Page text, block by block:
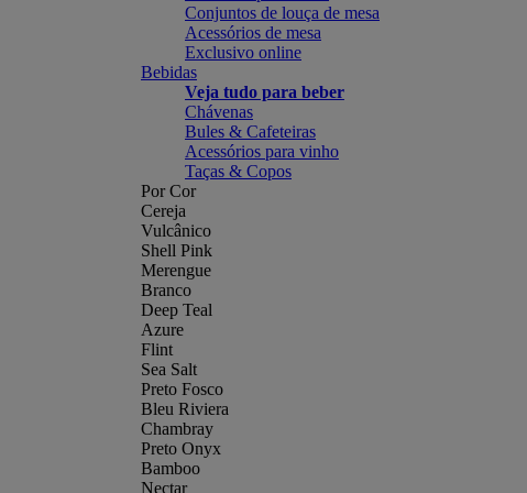
Conjuntos de louça de mesa
Acessórios de mesa
Exclusivo online
Bebidas
Veja tudo para beber
Chávenas
Bules & Cafeteiras
Acessórios para vinho
Taças & Copos
Por Cor
Cereja
Vulcânico
Shell Pink
Merengue
Branco
Deep Teal
Azure
Flint
Sea Salt
Preto Fosco
Bleu Riviera
Chambray
Preto Onyx
Bamboo
Nectar